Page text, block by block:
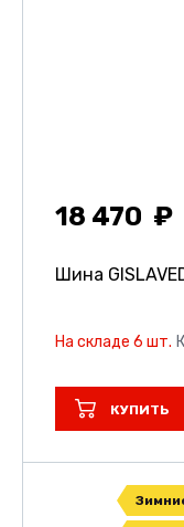
18 470
Шина
На складе 6 шт.
КУПИТЬ